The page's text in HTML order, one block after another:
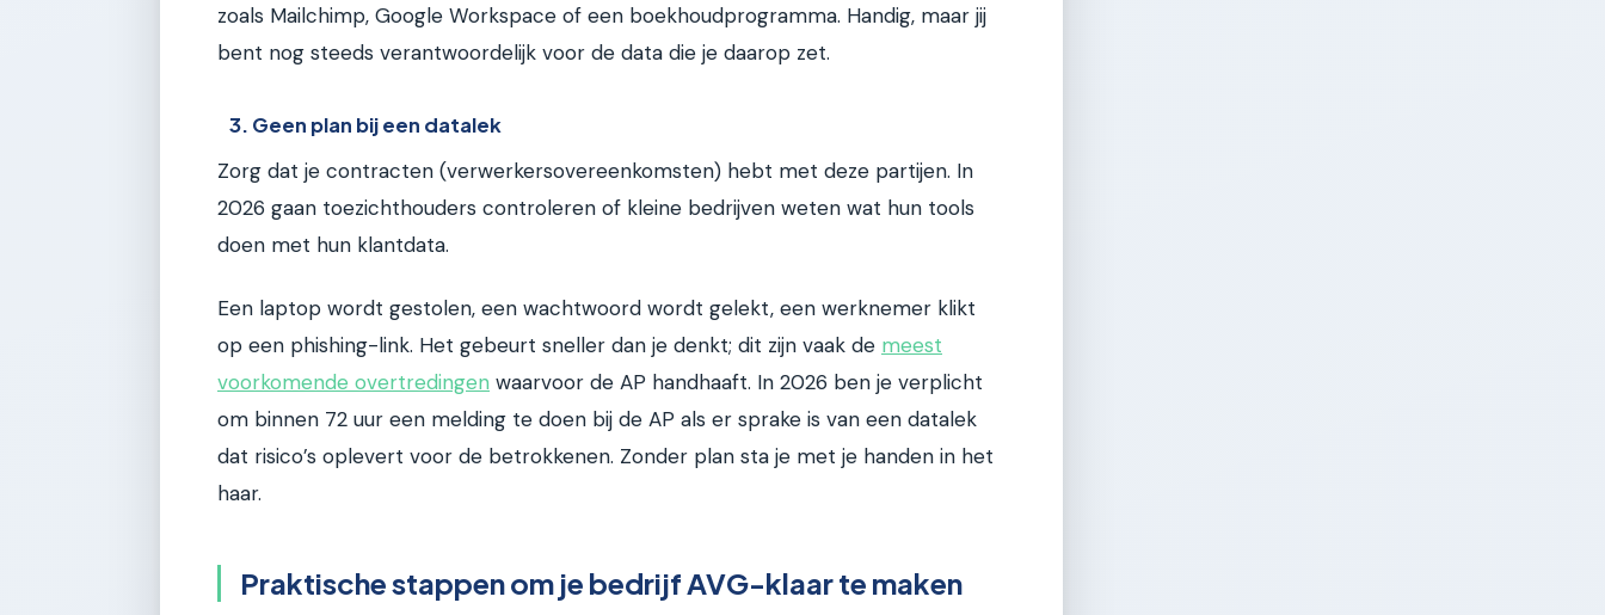
zoals Mailchimp, Google Workspace of een boekhoudprogramma. Handig, maar jij
bent nog steeds verantwoordelijk voor de data die je daarop zet.
3. Geen plan bij een datalek
Zorg dat je contracten (verwerkersovereenkomsten) hebt met deze partijen. In
2026 gaan toezichthouders controleren of kleine bedrijven weten wat hun tools
doen met hun klantdata.
Een laptop wordt gestolen, een wachtwoord wordt gelekt, een werknemer klikt
op een phishing-link. Het gebeurt sneller dan je denkt; dit zijn vaak de meest
voorkomende overtredingen waarvoor de AP handhaaft. In 2026 ben je verplicht
om binnen 72 uur een melding te doen bij de AP als er sprake is van een datalek
dat risico’s oplevert voor de betrokkenen. Zonder plan sta je met je handen in het
haar.
Praktische stappen om je bedrijf AVG-klaar te maken